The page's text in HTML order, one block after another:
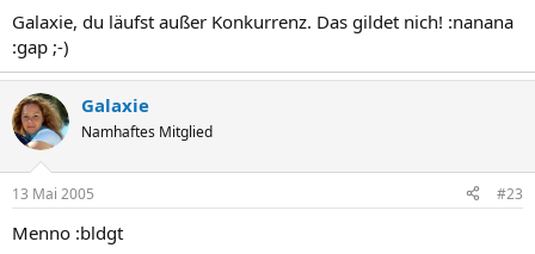
Galaxie, du läufst außer Konkurrenz. Das gildet nich! :nanana
:gap ;-)
Galaxie
Namhaftes Mitglied
13 Mai 2005 #23
Menno :bldgt